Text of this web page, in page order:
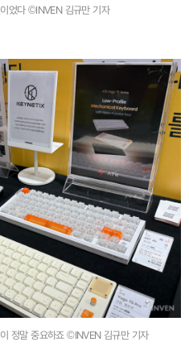
었다 ©INVEN 김규만 기자
정말 중요하죠 ©INVEN 김규만 기자